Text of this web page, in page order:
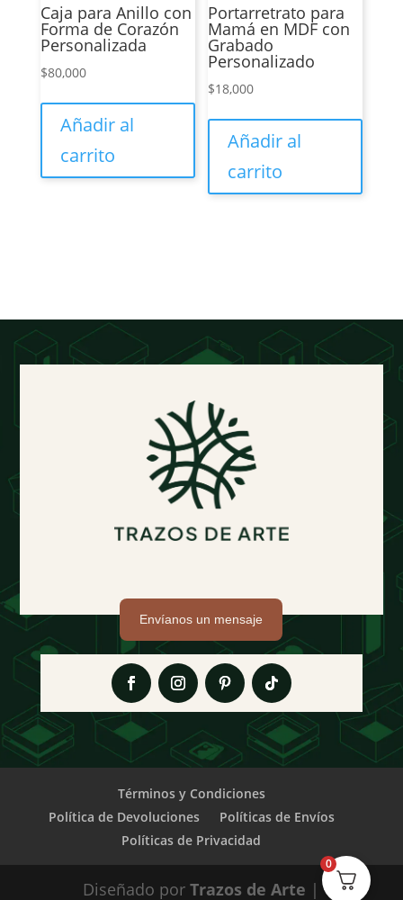
Caja para Anillo con
Forma de Corazón
Personalizada
$80,000
Añadir al
carrito
Portarretrato para
Mamá en MDF con
Grabado
Personalizado
$18,000
Añadir al
carrito
Envíanos un mensaje
Términos y Condiciones
Política de Devoluciones
Políticas de Envíos
Políticas de Privacidad
Diseñado porTrazos de Arte |
0